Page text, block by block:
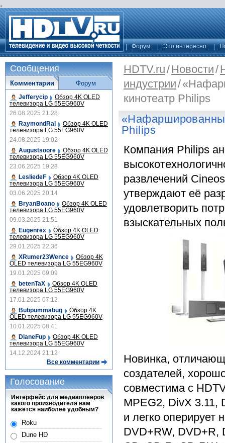
.
Форум Это интересно
HDTV.ru/Новости/
индустрии/
кинотеатр Philips
Philips
Компания Philips
развлечений
утверждают её
удовлетворить
взыскательных
Новинка,
создателей,
совместима с
MPEG2, DivX 3.11,
и легко оперирует
DVD+RW, DVD+R,
Сообщения
Комментарии
Jefferycip Обзор 4K OLED
телевизора LG 55EG960V
26.08.2025 21:28
RaymondRal
Обзор 4K OLED
телевизора LG 55EG960V
24.08.2025 19:02
Augustsoore
Обзор 4K OLED
телевизора LG 55EG960V
23.06.2025 19:28
LesliedeF
Обзор 4K OLED
телевизора LG 55EG960V
03.06.2025 20:14
BryanBoano
Обзор 4K OLED
телевизора LG 55EG960V
09.03.2025 21:51
Eugenrex
Обзор 4K OLED
телевизора LG 55EG960V
29.01.2025 22:36
XRumer23Wence
Обзор 4K
OLED телевизора LG 55EG960V
19.01.2025 09:09
betenTaX
Обзор 4K OLED
телевизора LG 55EG960V
17.01.2025 07:12
Bubpummabug
Обзор 4K
OLED телевизора LG 55EG960V
10.01.2025 08:41
DianeFup
Обзор 4K OLED
телевизора LG 55EG960V
14.12.2024 21:12
Все комментарии
Форум
Голосование
Интерфейс для медиаплееров
какого производителя вам
кажется наиболее удобным?
Roku
Dune HD